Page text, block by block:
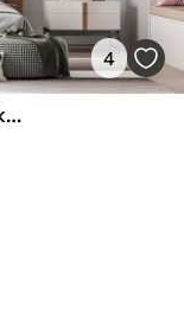
4
Fotball som etterlater grønne flekker